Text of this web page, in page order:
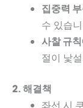
집중력
수 있습
사찰 규
절이 낯
2. 해결책